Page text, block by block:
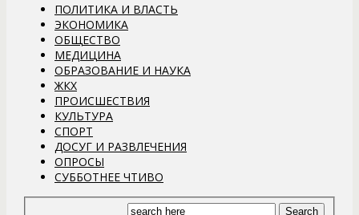
ПОЛИТИКА И ВЛАСТЬ
ЭКОНОМИКА
ОБЩЕСТВО
МЕДИЦИНА
ОБРАЗОВАНИЕ И НАУКА
ЖКХ
ПРОИСШЕСТВИЯ
КУЛЬТУРА
СПОРТ
ДОСУГ И РАЗВЛЕЧЕНИЯ
ОПРОСЫ
СУББОТНЕЕ ЧТИВО